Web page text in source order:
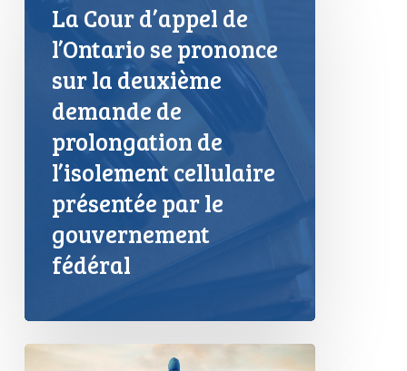
La Cour d’appel de
l’Ontario se prononce
sur la deuxième
demande de
prolongation de
l’isolement cellulaire
présentée par le
gouvernement
fédéral